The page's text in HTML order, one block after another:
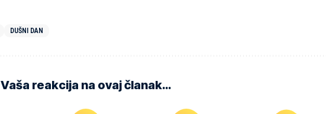
DUŠNI DAN
Vaša reakcija na ovaj članak…